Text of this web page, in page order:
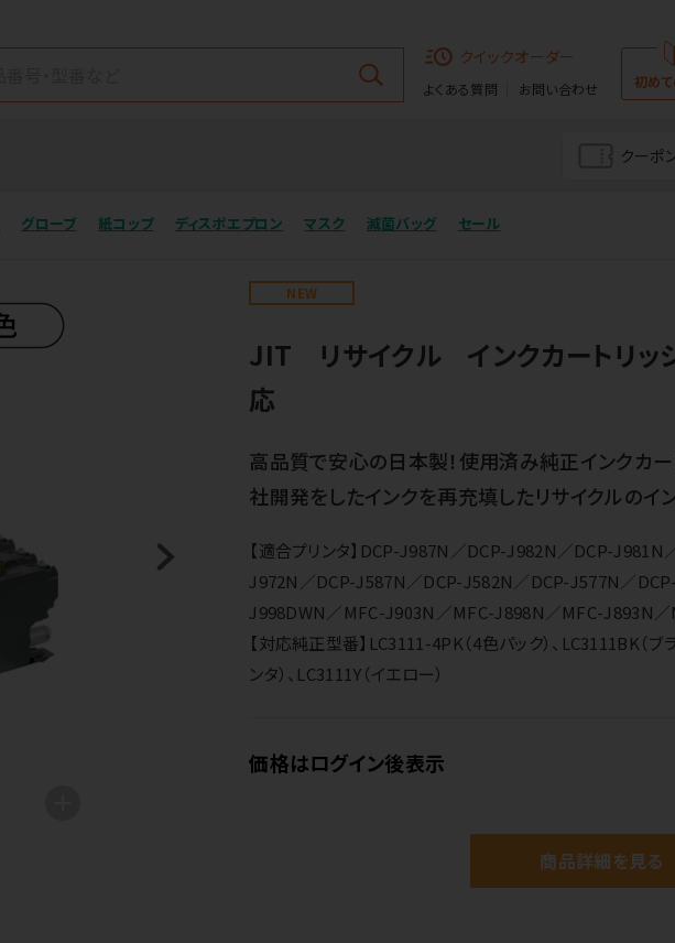
クイックオーダー
よくある質問 お問い合わせ 初め
クーポ
グローブ 紙コップ ディスポエプロン マスク 滅菌バッグ セール
NEW
JIT リサイクル インクカートリ
応
高品質で安心の日本製！使用済み純正インクカ
社開発をしたインクを再充填したリサイクルのイン
【適合プリンタ】DCP-J987N／DCP-J982N／DCP-
J972N／DCP-J587N／DCP-J582N／DCP-J577N／
J998DWN／MFC-J903N／MFC-J898N／MFC-J893N
【対応純正型番】LC3111-4PK（4色パック）、LC3111BK（ブ
ンタ）、LC3111Y（イエロー）
価格はログイン後表示
商品詳細を見る